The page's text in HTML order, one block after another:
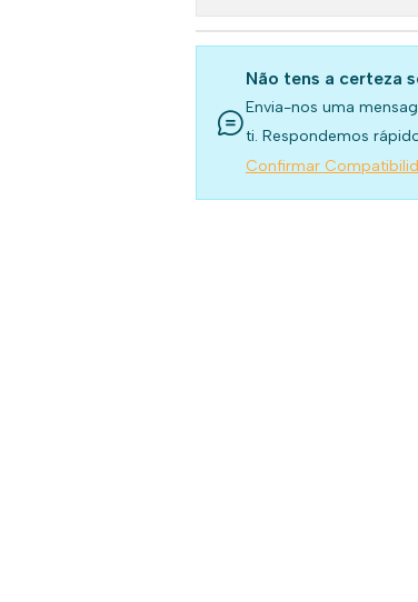
Não tens a certeza
Envia-nos uma
ti. Respondemos
Confirmar